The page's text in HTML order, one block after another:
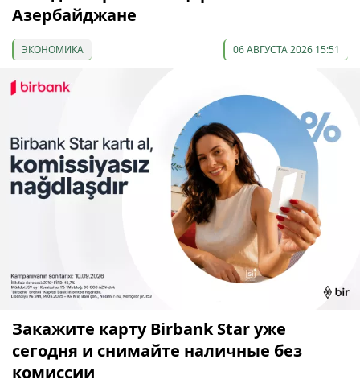
Азербайджане
ЭКОНОМИКА 06 АВГУСТА 2026 15:51
Закажите карту Birbank Star уже
сегодня и снимайте наличные без
комиссии